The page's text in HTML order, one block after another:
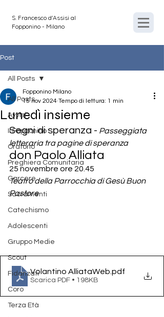
S. Francesco d'Assisi al
Fopponino - Milano
Post
All Posts
Avvisi
Il Fopponino
Oratorio
Preghiera Comunitaria
Carcere
Sacramenti
Catechismo
Adolescenti
Gruppo Medie
Scout
Fidanzati
Coro
Terza Età
All Posts
Lunedì insieme
Fopponino Milano
15 nov 2024 Tempo di lettura: 1 min
Segni di speranza - Passeggiata
letteraria tra pagine di speranza
don Paolo Alliata
25 novembre ore 20.45
Teatro della Parrocchia di Gesù Buon
Pastore
Volantino AlliataWeb .pdf
Scarica PDF • 198KB